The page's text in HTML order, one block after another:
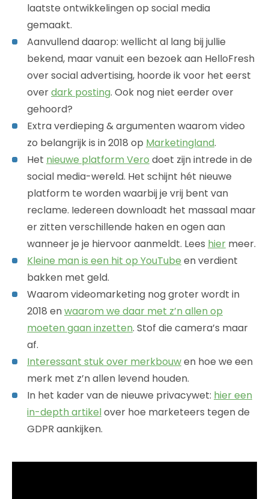
laatste ontwikkelingen op social media
gemaakt.
Aanvullend daarop: wellicht al lang bij jullie
bekend, maar vanuit een bezoek aan HelloFresh
over social advertising, hoorde ik voor het eerst
overdark posting. Ook nog niet eerder over
gehoord?
Extra verdieping & argumenten waarom video
zo belangrijk is in 2018 op Marketingland.
Het nieuwe platform Vero doet zijn intrede in de
social media-wereld. Het schijnt hét nieuwe
platform te worden waarbij je vrij bent van
reclame. Iedereen downloadt het massaal maar
er zitten verschillende haken en ogen aan
wanneer je je hiervoor aanmeldt. Lees hier meer.
Kleine man is een hit op YouTube en verdient
bakken met geld.
Waarom videomarketing nog groter wordt in
2018 enwaarom we daar met z’n allen op
moeten gaan inzetten. Stof die camera’s maar
af.
Interessant stuk over merkbouwen hoe we een
merk met z’n allen levend houden.
In het kader van de nieuwe privacywet: hier een
in-depth artikelover hoe marketeers tegen de
GDPR aankijken.